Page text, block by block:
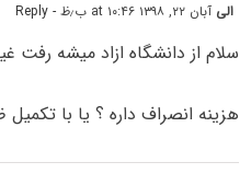
الی آبان ۲۲, ۱۳۹۸ at ۱۰:۴۶ ب٫ظ - Reply
سلام از دانشگاه ازاد میشه رفت
هزینه انصراف داره ؟ یا با